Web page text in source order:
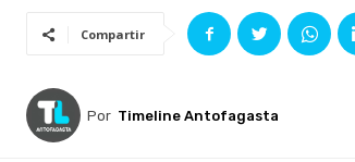
Compartir
Por Timeline Antofagasta